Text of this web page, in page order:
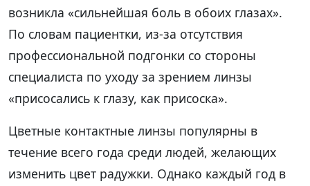
возникла «сильнейшая боль в обоих глазах».
По словам пациентки, из-за отсутствия
профессиональной подгонки со стороны
специалиста по уходу за зрением линзы
«присосались к глазу, как присоска».
Цветные контактные линзы популярны в
течение всего года среди людей, желающих
изменить цвет радужки. Однако каждый год в